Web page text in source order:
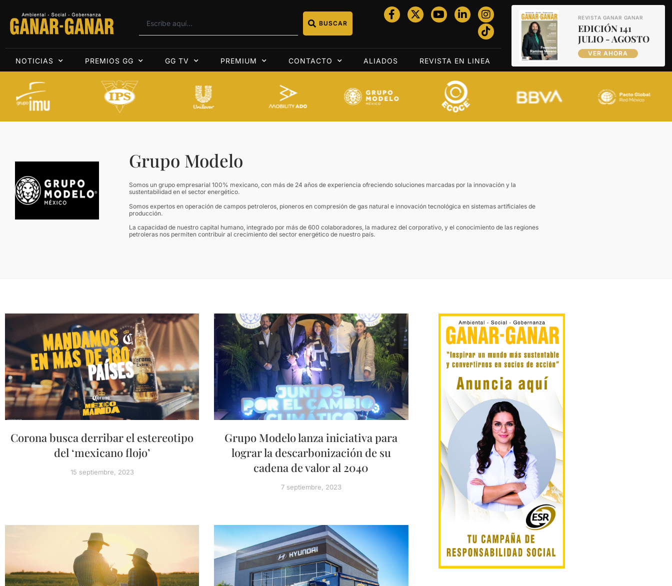
BUSCAR
NOTICIAS PREMIOS GG GG TV PREMIUM CONTACTO ALIADOS REVISTA EN LINEA
REVISTA GANAR GANAR
EDICIÓN 141
JULIO - AGOSTO
VER AHORA
Grupo Modelo
Somos un grupo empresarial 100% mexicano, con más de 24 años de experiencia ofreciendo soluciones marcadas por la innovación y la
sustentabilidad en el sector energético.
Somos expertos en operación de campos petroleros, pioneros en compresión de gas natural e innovación tecnológica en sistemas artificiales de
producción.
La capacidad de nuestro capital humano, integrado por más de 600 colaboradores, la madurez del corporativo, y el conocimiento de las regiones
petroleras nos permiten contribuir al crecimiento del sector energético de nuestro país.
Corona busca derribar el estereotipo
del ‘mexicano flojo’
15 septiembre, 2023
Grupo Modelo lanza iniciativa para
lograr la descarbonización de su
cadena de valor al 2040
7 septiembre, 2023